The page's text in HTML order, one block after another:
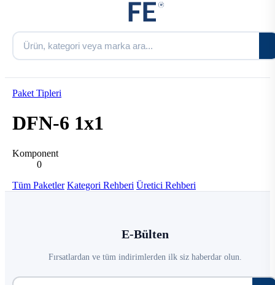
Paket Tipleri
DFN-6 1x1
Komponent
0
Tüm Paketler Kategori Rehberi Üretici Rehberi
E-Bülten
Fırsatlardan ve tüm indirimlerden ilk siz haberdar olun.